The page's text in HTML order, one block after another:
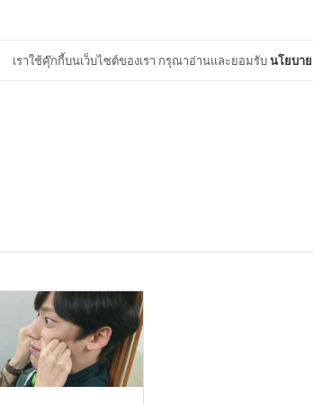
เราใช้คุ๊กกี้บนเว็บไซต์ของเรา กรุณาอ่านและยอมรับนโยบา